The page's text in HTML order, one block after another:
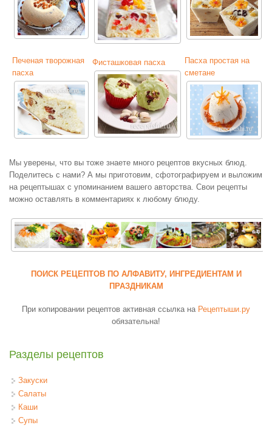
Печеная творожная
пасха
Фисташковая пасха
Пасха простая на
сметане
Мы уверены, что вы тоже знаете много рецептов вкусных блюд.
Поделитесь с нами? А мы приготовим, сфотографируем и выложим
на рецептышах с упоминанием вашего авторства. Свои рецепты
можно оставлять в комментариях к любому блюду.
ПОИСК РЕЦЕПТОВ ПО АЛФАВИТУ, ИНГРЕДИЕНТАМ И
ПРАЗДНИКАМ
При копировании рецептов активная ссылка на Рецептыши.ру
обязательна!
Разделы рецептов
Закуски
Салаты
Каши
Супы